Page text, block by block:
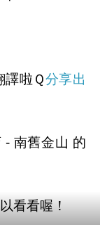
啦Ｑ分享出
- 南舊金山 的
看看喔！